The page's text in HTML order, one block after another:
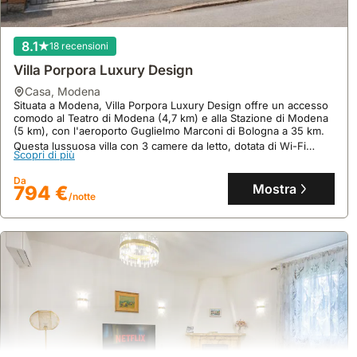
9.9 76 recensioni
Casa Raffaello Mo 2 |Ac| Wifi |
appartamento offre un'ottima base per esplorare le ricchezze
culturali della città, con la comodità di una casa per vacanze
moderna.
Questa esclusiva villa, ideale per 4 ospiti, dispone di due camere
da letto con TV QLED, una cucina open-space attrezzata con
frigorifero e lavastoviglie, aria condizionata, un giardino e
parcheggio privato.
181 € Mostra
8.1 18 recensioni
Villa Porpora Luxury Design
casa, Modena
Situata a Modena, Villa Porpora Luxury Design offre un accesso
comodo al Teatro di Modena (4,7 km) e alla Stazione di Modena
(5 km), con l'aeroporto Guglielmo Marconi di Bologna a 35 km.
Questa lussuosa villa con 3 camere da letto, dotata di Wi-Fi
gratuito, aria condizionata, vasca idromassaggio privata e
giardino con terrazza, è perfetta per famiglie e ammette animali
domestici, offrendo 150 mq di spazio e capacità per 23 ospiti.
Scopri di più
Da
794 €/notte Mostra